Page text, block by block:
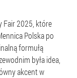
Fair 2025, które
Polska po
formułą
była idea,
akcent w